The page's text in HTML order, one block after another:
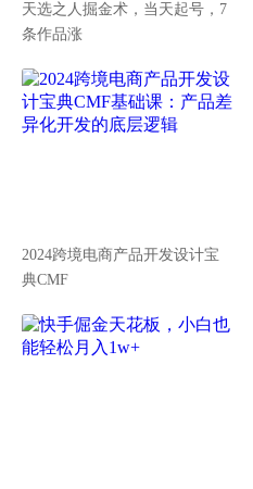
天选之人掘金术，当天起号，7
条作品涨
2024跨境电商产品开发设计宝
典CMF